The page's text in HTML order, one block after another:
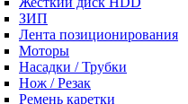
ЗИП
Лента позиционирования
Моторы
Насадки / Трубки
Нож / Резак
Ремень каретки